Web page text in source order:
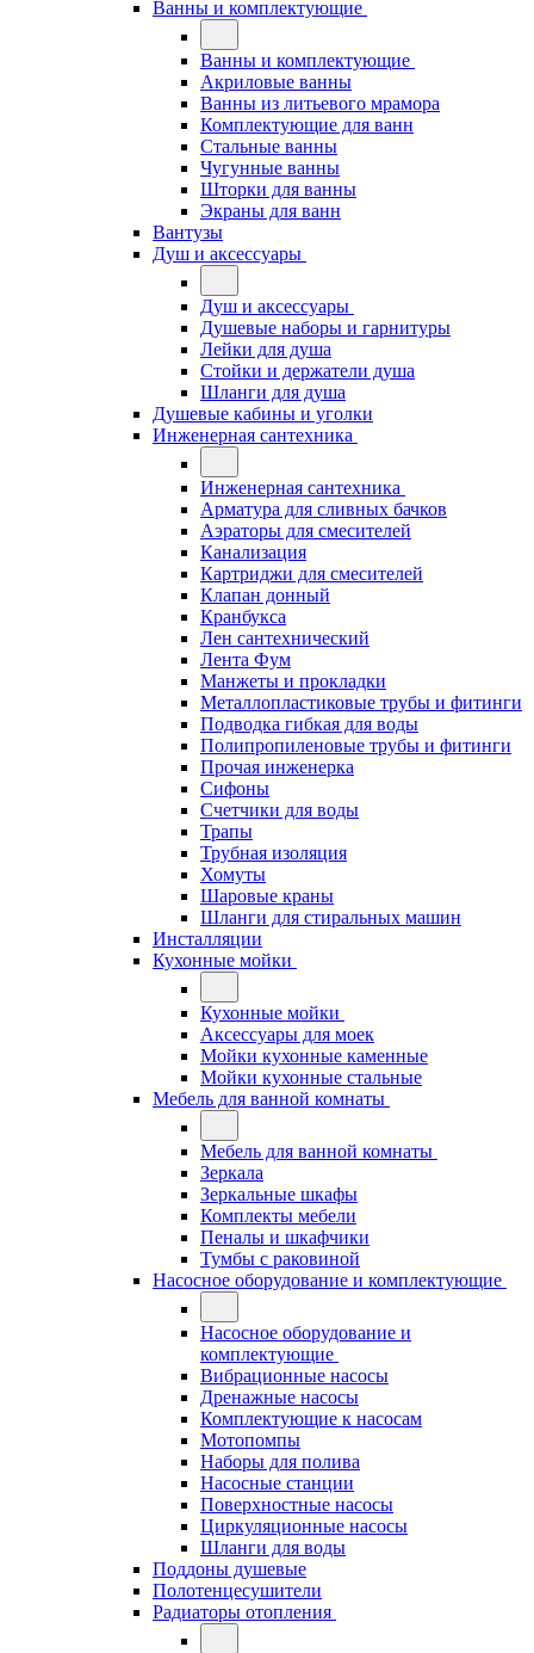
Ванны и комплектующие
Ванны и комплектующие
Акриловые ванны
Ванны из литьевого мрамора
Комплектующие для ванн
Стальные ванны
Чугунные ванны
Шторки для ванны
Экраны для ванн
Вантузы
Душ и аксессуары
Душ и аксессуары
Душевые наборы и гарнитуры
Лейки для душа
Стойки и держатели душа
Шланги для душа
Душевые кабины и уголки
Инженерная сантехника
Инженерная сантехника
Арматура для сливных бачков
Аэраторы для смесителей
Канализация
Картриджи для смесителей
Клапан донный
Кранбукса
Лен сантехнический
Лента Фум
Манжеты и прокладки
Металлопластиковые трубы и фитинги
Подводка гибкая для воды
Полипропиленовые трубы и фитинги
Прочая инженерка
Сифоны
Счетчики для воды
Трапы
Трубная изоляция
Хомуты
Шаровые краны
Шланги для стиральных машин
Инсталляции
Кухонные мойки
Кухонные мойки
Аксессуары для моек
Мойки кухонные каменные
Мойки кухонные стальные
Мебель для ванной комнаты
Мебель для ванной комнаты
Зеркала
Зеркальные шкафы
Комплекты мебели
Пеналы и шкафчики
Тумбы с раковиной
Насосное оборудование и комплектующие
Насосное оборудование и
комплектующие
Вибрационные насосы
Дренажные насосы
Комплектующие к насосам
Мотопомпы
Наборы для полива
Насосные станции
Поверхностные насосы
Циркуляционные насосы
Шланги для воды
Поддоны душевые
Полотенцесушители
Радиаторы отопления